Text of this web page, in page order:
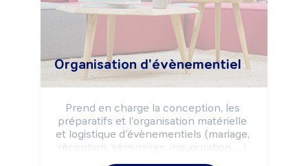
Organisation d'évènementiel
Prend en charge la conception, les
préparatifs et l'organisation matérielle
et logistique d'évènementiels (mariage,
réception, séminaires, inauguration, ...)